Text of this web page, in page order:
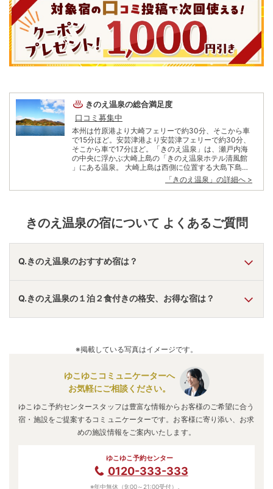
きのえ温泉の総合満足度
口コミ募集中
本州は竹原港より大崎フェリーで約30分、そこから車
で15分ほど。安芸津港より安芸津フェリーで約30分、
そこから車で17分ほど。「きのえ温泉」は、瀬戸内海
の中央に浮かぶ大崎上島の「きのえ温泉ホテル清風館
」にある温泉。 大崎上島は西側に位置する大島下島と
ともに全国屈指の「温州みかん」の産地としても知ら
れ、瀬戸内に浮かぶ島の中でも多くの観光客が訪れ
の町並みは往時の趣きを残したままである。美しい瀬
戸内海の景色を見下ろせる露天風呂での湯浴みは、日
「 きのえ温泉 」の詳細へ >
きのえ温泉の宿について よくあるご質問
Q.きのえ温泉のおすすめ宿は？
A. 「グランヴィリオホテル宮島和蔵 ルートインホテル
」 「 グランドプリンスホテル広島 「
テル清風館」などの旅館・ホテルがおすすめの宿泊先です。
Q.きのえ温泉の１泊２食付きの格安、お得な宿は？
「 ホテルエリアワン広島ウイング
館・ホテルがお得な価格で泊まれる宿泊先です。
※掲載している写真はイメージです。
ゆこゆこコミュニケーターへ
お気軽にご相談ください。
ゆこゆこ予約センタースタッフは豊富な情報からお客様のご希望に合う
宿・施設をご提案するコミュニケーターです。お客様に寄り添い、お求
めの施設情報をご案内いたします。
ゆこゆこ予約センター
0120-333-333
※年中無休（9:00～21:00受付）。